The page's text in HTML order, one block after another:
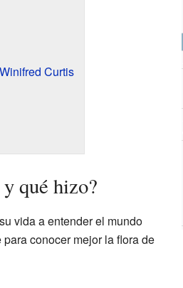
Curtis
qué hizo?
vida a entender el mundo
conocer mejor la flora de